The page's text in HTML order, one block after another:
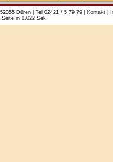
Düren | Tel 02421 / 5 79 79 | Kontakt|
in 0.022 Sek.